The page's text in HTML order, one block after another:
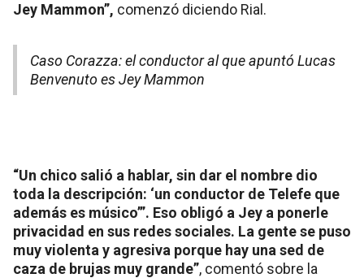
Jey Mammon”, comenzó diciendo Rial.
Caso Corazza: el conductor al que apuntó Lucas
Benvenuto es Jey Mammon
“Un chico salió a hablar, sin dar el nombre dio
toda la descripción: ‘un conductor de Telefe que
además es músico’”. Eso obligó a Jey a ponerle
privacidad en sus redes sociales. La gente se puso
muy violenta y agresiva porque hay una sed de
caza de brujas muy grande”, comentó sobre la